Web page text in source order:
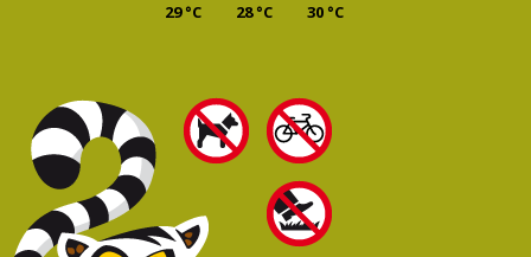
29 °C 28 °C 30 °C